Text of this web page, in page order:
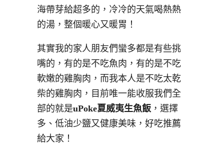
海帶芽給超多的，冷冷的天氣喝熱熱
的湯，整個暖心又暖胃！
其實我的家人朋友們蠻多都是有些挑
嘴的，有的是不吃魚肉，有的是不吃
軟嫩的雞胸肉，而我本人是不吃太乾
柴的雞胸肉，目前唯一能收服我們全
部的就是uPoke夏威夷生魚飯 ，選擇
多、低油少鹽又健康美味，好吃推薦
給大家！